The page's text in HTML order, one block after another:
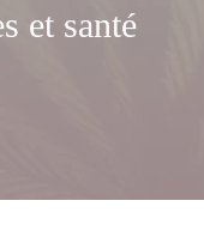
et santé